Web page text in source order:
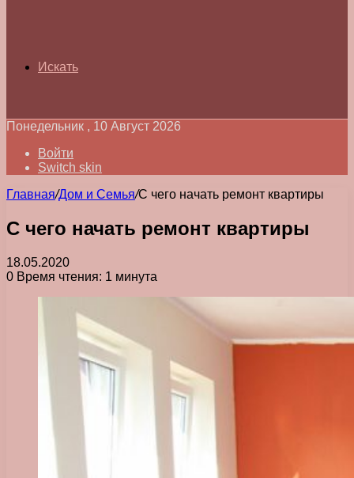
Искать
Понедельник , 10 Август 2026
Войти
Switch skin
Главная/Дом и Семья/С чего начать ремонт квартиры
С чего начать ремонт квартиры
18.05.2020
0 Время чтения: 1 минута